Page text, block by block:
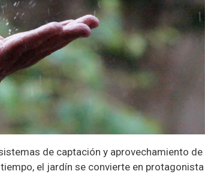
de captación y aprovechamiento de
el jardín se convierte en protagonista